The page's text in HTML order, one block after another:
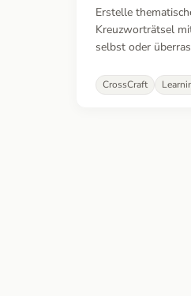
Erstelle
Kreuzworträtsel
selbst oder
spielerisch
oder Freunde mit
CrossCraft